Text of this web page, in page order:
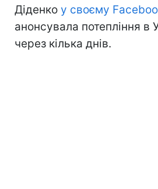
Діденко у своєму
анонсувала потепління в
через кілька днів.